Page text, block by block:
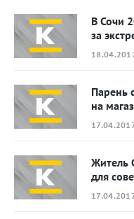
В Сочи
за
Парень
на
Житель
для